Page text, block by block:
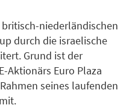
niederländischen
durch die israelische
Grund ist der
Aktionärs Euro Plaza
seines laufenden